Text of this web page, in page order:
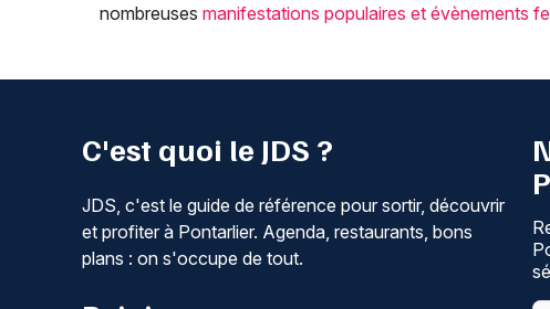
nombreuses manifestations populaires et évènements
C'est quoi le JDS ?
JDS, c'est le guide de référence pour sortir, découvrir
et profiter à Pontarlier. Agenda, restaurants, bons
plans : on s'occupe de tout.